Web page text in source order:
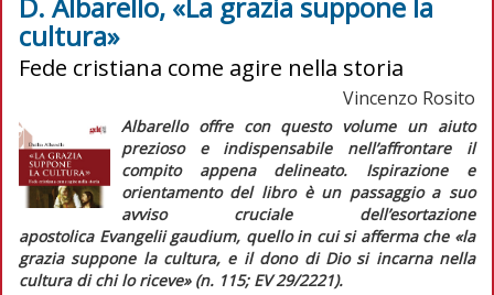
cultura»
Fede cristiana come agire nella storia
Vincenzo Rosito
Albarello offre con questo volume un aiuto
prezioso e indispensabile nell’affrontare il
compito appena delineato. Ispirazione e
orientamento del libro è un passaggio a suo
avviso cruciale dell’esortazione
apostolica Evangelii gaudium, quello in cui si afferma che «la
grazia suppone la cultura, e il dono di Dio si incarna nella
cultura di chi lo riceve» (n. 115; EV29/2221).